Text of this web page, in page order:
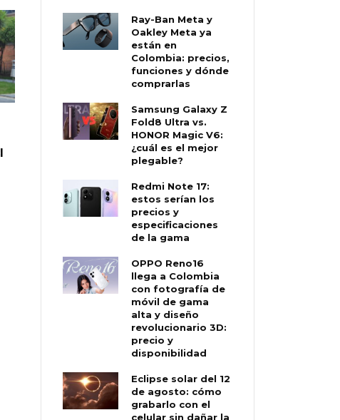
Ray-Ban Meta y
Oakley Meta ya
están en
Colombia: precios,
funciones y dónde
comprarlas
Samsung Galaxy Z
Fold8 Ultra vs.
HONOR Magic V6:
¿cuál es el mejor
plegable?
Redmi Note 17:
estos serían los
precios y
especificaciones
de la gama
OPPO Reno16
llega a Colombia
con fotografía de
móvil de gama
alta y diseño
revolucionario 3D:
precio y
disponibilidad
Eclipse solar del 12
de agosto: cómo
grabarlo con el
celular sin dañar la